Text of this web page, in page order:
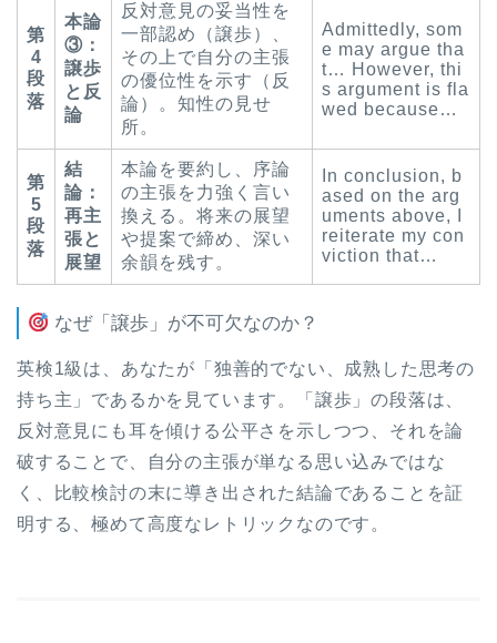
第
4
段
落
本論
③：
譲歩
と反
論
反対意見の妥当性を
一部認め（譲歩）、
その上で自分の主張
の優位性を示す（反
論）。知性の見せ
所。
Admittedly, som
e may argue tha
t… However, thi
s argument is fla
wed because…
第
5
段
落
結
論：
再主
張と
展望
本論を要約し、序論
の主張を力強く言い
換える。将来の展望
や提案で締め、深い
余韻を残す。
In conclusion, b
ased on the arg
uments above, I
reiterate my con
viction that…
なぜ「譲歩」が不可欠なのか？
英検1級は、あなたが「独善的でない、成熟した思考の
持ち主」であるかを見ています。「譲歩」の段落は、
反対意見にも耳を傾ける公平さを示しつつ、それを論
破することで、自分の主張が単なる思い込みではな
く、比較検討の末に導き出された結論であることを証
明する、極めて高度なレトリックなのです。